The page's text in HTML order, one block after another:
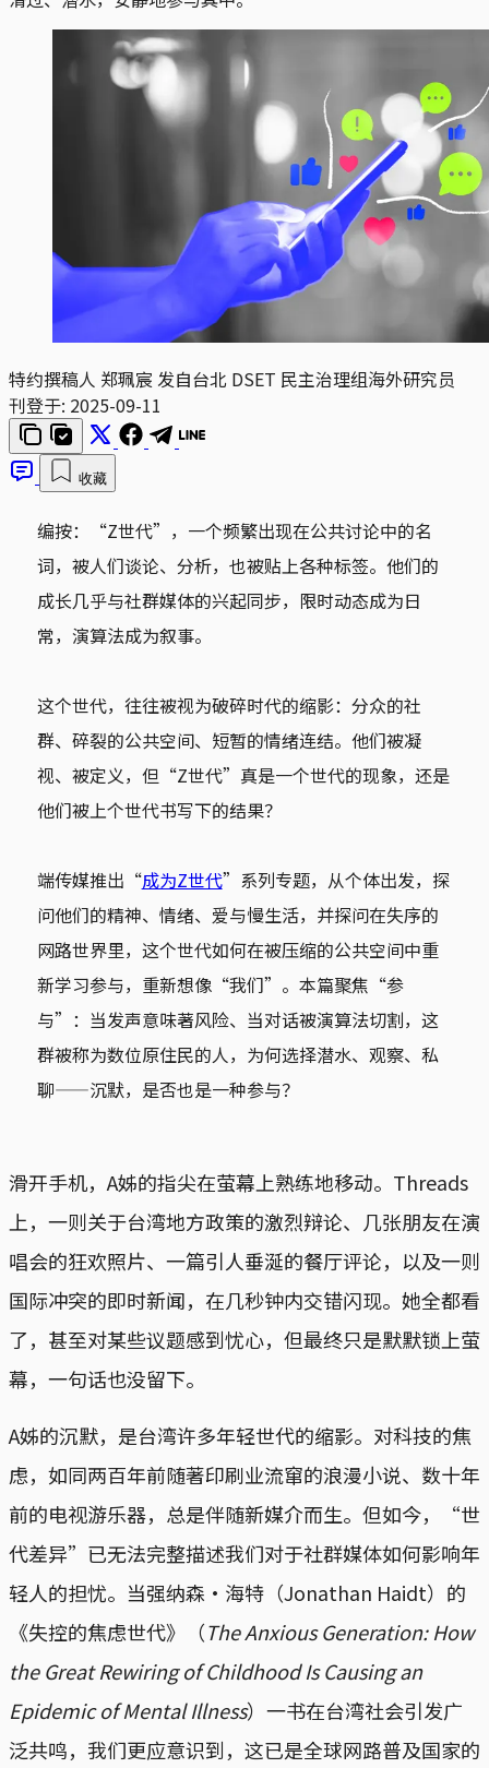
特约撰稿人 郑珮宸 发自台北 DSET 民主治理组海外研究员
刊登于: 2025-09-11
收藏
编按：“Z世代”，一个频繁出现在公共讨论中的名
词，被人们谈论、分析，也被贴上各种标签。他们的
成长几乎与社群媒体的兴起同步，限时动态成为日
常，演算法成为叙事。
这个世代，往往被视为破碎时代的缩影：分众的社
群、碎裂的公共空间、短暂的情绪连结。他们被凝
视、被定义，但“Z世代”真是一个世代的现象，还是
他们被上个世代书写下的结果？
端传媒推出“成为Z世代”系列专题，从个体出发，探
问他们的精神、情绪、爱与慢生活，并探问在失序的
网路世界里，这个世代如何在被压缩的公共空间中重
新学习参与，重新想像“我们”。本篇聚焦“参
与”：当发声意味著风险、当对话被演算法切割，这
群被称为数位原住民的人，为何选择潜水、观察、私
聊——沉默，是否也是一种参与？
滑开手机，A姊的指尖在萤幕上熟练地移动。Threads
上，一则关于台湾地方政策的激烈辩论、几张朋友在演
唱会的狂欢照片、一篇引人垂涎的餐厅评论，以及一则
国际冲突的即时新闻，在几秒钟内交错闪现。她全都看
了，甚至对某些议题感到忧心，但最终只是默默锁上萤
幕，一句话也没留下。
A姊的沉默，是台湾许多年轻世代的缩影。对科技的焦
虑，如同两百年前随著印刷业流窜的浪漫小说、数十年
前的电视游乐器，总是伴随新媒介而生。但如今，“世
代差异”已无法完整描述我们对于社群媒体如何影响年
轻人的担忧。当强纳森·海特（Jonathan Haidt）的
《失控的焦虑世代》（The Anxious Generation: How
the Great Rewiring of Childhood Is Causing an
Epidemic of Mental Illness）一书在台湾社会引发广
泛共鸣，我们更应意识到，这已是全球网路普及国家的